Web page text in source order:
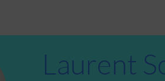
Laurent